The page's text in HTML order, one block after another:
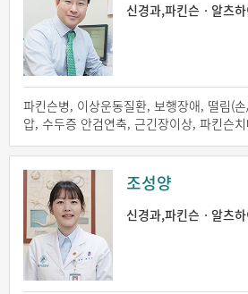
신경과,파킨슨ㆍ알츠
파킨슨병, 이상운동질환, 보행장애, 떨림(
압, 수두증 안검연축, 근긴장이상, 파킨슨
조성양
신경과,파킨슨ㆍ알츠